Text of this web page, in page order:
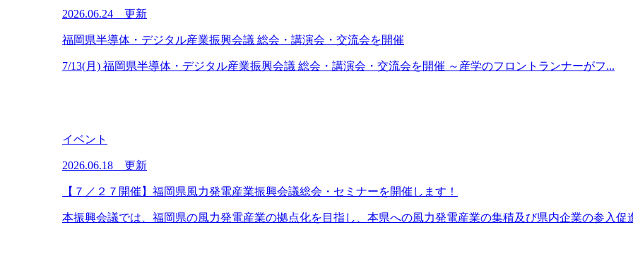
2026.06.24 更新
福岡県半導体・デジタル産業振興会議 総会・講演会・交流会を開催
7/13(月) 福岡県半導体・デジタル産業振興会議 総会・講演会・交流会を開催 ～産学のフロントランナーがフ...
イベント
2026.06.18 更新
【７／２７開催】福岡県風力発電産業振興会議総会・セミナーを開催します！
本振興会議では、福岡県の風力発電産業の拠点化を目指し、本県への風力発電産業の集積及び県内企業の参入促